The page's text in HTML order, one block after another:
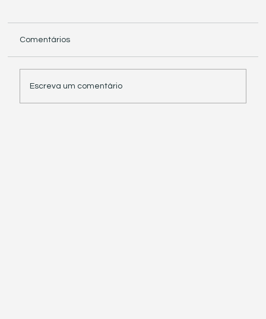
Comentários
Escreva um comentário